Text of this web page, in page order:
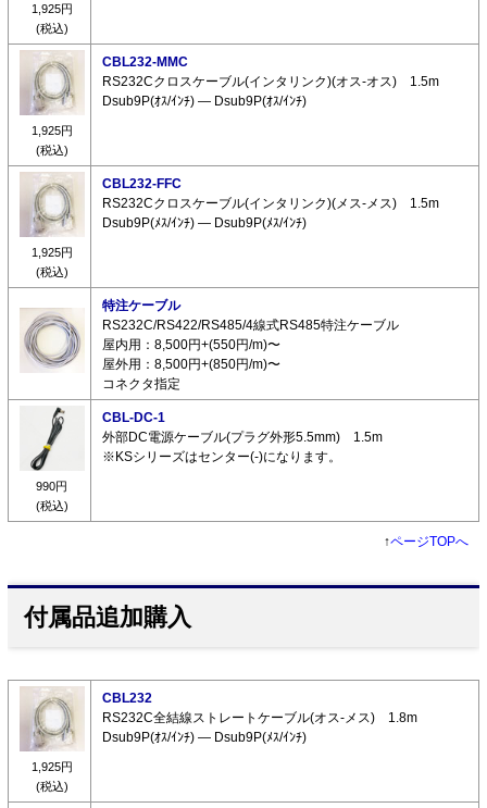
1,925円
(税込)
1,925円
(税込)
CBL232-MMC
RS232Cクロスケーブル(インタリンク)(オス-オス) 1.5m
Dsub9P(ｵｽ/ｲﾝﾁ) ― Dsub9P(ｵｽ/ｲﾝﾁ)
1,925円
(税込)
CBL232-FFC
RS232Cクロスケーブル(インタリンク)(メス-メス) 1.5m
Dsub9P(ﾒｽ/ｲﾝﾁ) ― Dsub9P(ﾒｽ/ｲﾝﾁ)
特注ケーブル
RS232C/RS422/RS485/4線式RS485特注ケーブル
屋内用：8,500円+(550円/m)〜
屋外用：8,500円+(850円/m)〜
コネクタ指定
990円
(税込)
CBL-DC-1
外部DC電源ケーブル(プラグ外形5.5mm) 1.5m
※KSシリーズはセンター(-)になります。
↑ページTOPへ
付属品追加購入
1,925円
(税込)
CBL232
RS232C全結線ストレートケーブル(オス-メス) 1.8m
Dsub9P(ｵｽ/ｲﾝﾁ) ― Dsub9P(ﾒｽ/ｲﾝﾁ)